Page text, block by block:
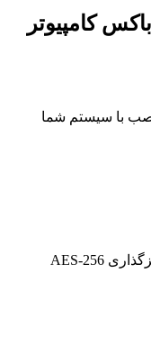
کامپیوتر
با سیستم شما